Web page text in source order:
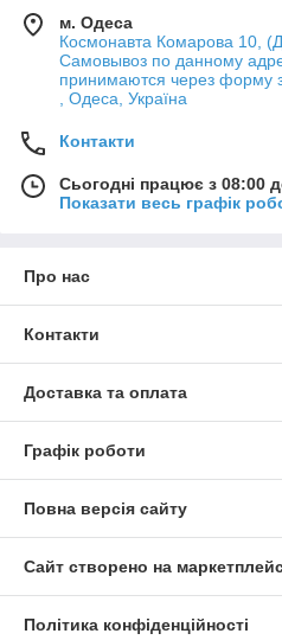
м. Одеса
Космонавта Комарова 10,
Самовывоз по данному
принимаются через форму
, Одеса, Україна
Контакти
Сьогодні працює з 08:00
Показати весь графік
Про нас
Контакти
Доставка та оплата
Графік роботи
Повна версія сайту
Сайт створено на
Політика конфіденційності